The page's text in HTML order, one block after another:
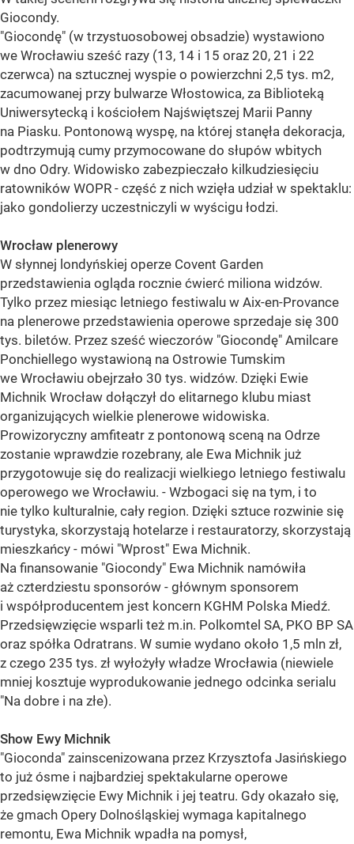
Giocondy.
"Giocondę" (w trzystuosobowej obsadzie) wystawiono
we Wrocławiu sześć razy (13, 14 i 15 oraz 20, 21 i 22
czerwca) na sztucznej wyspie o powierzchni 2,5 tys. m2,
zacumowanej przy bulwarze Włostowica, za Biblioteką
Uniwersytecką i kościołem Najświętszej Marii Panny
na Piasku. Pontonową wyspę, na której stanęła dekoracja,
podtrzymują cumy przymocowane do słupów wbitych
w dno Odry. Widowisko zabezpieczało kilkudziesięciu
ratowników WOPR - część z nich wzięła udział w spektaklu:
jako gondolierzy uczestniczyli w wyścigu łodzi.
Wrocław plenerowy
W słynnej londyńskiej operze Covent Garden
przedstawienia ogląda rocznie ćwierć miliona widzów.
Tylko przez miesiąc letniego festiwalu w Aix-en-Provance
na plenerowe przedstawienia operowe sprzedaje się 300
tys. biletów. Przez sześć wieczorów "Giocondę" Amilcare
Ponchiellego wystawioną na Ostrowie Tumskim
we Wrocławiu obejrzało 30 tys. widzów. Dzięki Ewie
Michnik Wrocław dołączył do elitarnego klubu miast
organizujących wielkie plenerowe widowiska.
Prowizoryczny amfiteatr z pontonową sceną na Odrze
zostanie wprawdzie rozebrany, ale Ewa Michnik już
przygotowuje się do realizacji wielkiego letniego festiwalu
operowego we Wrocławiu. - Wzbogaci się na tym, i to
nie tylko kulturalnie, cały region. Dzięki sztuce rozwinie się
turystyka, skorzystają hotelarze i restauratorzy, skorzystają
mieszkańcy - mówi "Wprost" Ewa Michnik.
Na finansowanie "Giocondy" Ewa Michnik namówiła
aż czterdziestu sponsorów - głównym sponsorem
i współproducentem jest koncern KGHM Polska Miedź.
Przedsięwzięcie wsparli też m.in. Polkomtel SA, PKO BP SA
oraz spółka Odratrans. W sumie wydano około 1,5 mln zł,
z czego 235 tys. zł wyłożyły władze Wrocławia (niewiele
mniej kosztuje wyprodukowanie jednego odcinka serialu
"Na dobre i na złe).
Show Ewy Michnik
"Gioconda" zainscenizowana przez Krzysztofa Jasińskiego
to już ósme i najbardziej spektakularne operowe
przedsięwzięcie Ewy Michnik i jej teatru. Gdy okazało się,
że gmach Opery Dolnośląskiej wymaga kapitalnego
remontu, Ewa Michnik wpadła na pomysł,